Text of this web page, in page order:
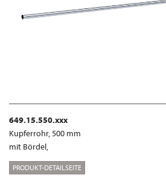
649.15.550.xxx
Kupferrohr, 500 mm
mit Bördel,
PRODUKT-DETAILSEITE